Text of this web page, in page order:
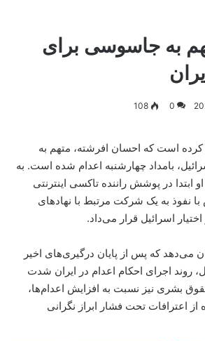
به جاسوسی برای
0
108
کرده است که احسان افرشته، متهم به
بامداد چهارشنبه اعدام شده است. به
ابتدا در پوشش راننده تاکسی اینترنتی
نفوذ به یک شرکت مرتبط با نهادهای
اسرائیل قرار می‌داد.
می‌دهد که پس از پایان درگیری‌های اخیر
روند اجرای احکام اعدام در ایران شدت
بشری نیز نسبت به افزایش اعدام‌ها،
اعترافات تحت فشار ابراز نگرانی